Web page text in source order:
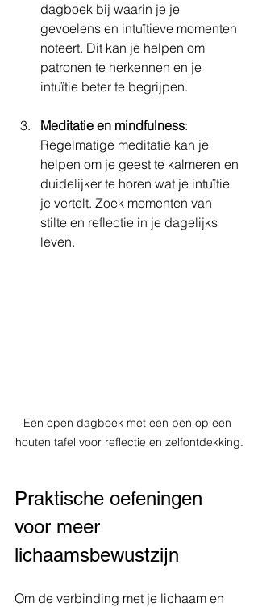
dagboek bij waarin je je
gevoelens en intuïtieve momenten
noteert. Dit kan je helpen om
patronen te herkennen en je
intuïtie beter te begrijpen.
Meditatie en mindfulness:
Regelmatige meditatie kan je
helpen om je geest te kalmeren en
duidelijker te horen wat je intuïtie
je vertelt. Zoek momenten van
stilte en reflectie in je dagelijks
leven.
Een open dagboek met een pen op een
houten tafel voor reflectie en zelfontdekking.
Praktische oefeningen
voor meer
lichaamsbewustzijn
Om de verbinding met je lichaam en